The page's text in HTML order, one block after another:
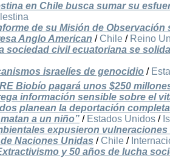
en Chile busca sumar su
de su Misión de Observación
Anglo American / Chile / Reino
sociedad civil ecuatoriana se
israelíes de genocidio /
Biobío pagará unos $250
información sensible sobre el
planean la deportación
a un niño” / Estados Unidos /
expusieron
Naciones Unidas / Chile /
y 50 años de lucha